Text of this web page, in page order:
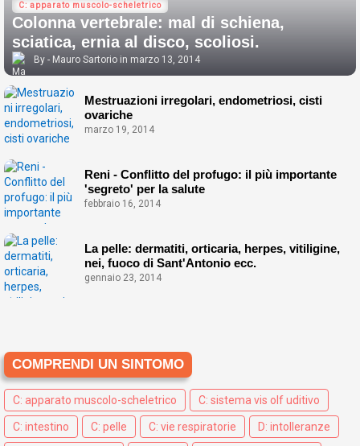
C: apparato muscolo-scheletrico
Colonna vertebrale: mal di schiena,
sciatica, ernia al disco, scoliosi.
Mauro Sartorio marzo 13, 2014
Mestruazioni irregolari, endometriosi, cisti
ovariche
marzo 19, 2014
Reni - Conflitto del profugo: il più importante
'segreto' per la salute
febbraio 16, 2014
La pelle: dermatiti, orticaria, herpes, vitiligine,
nei, fuoco di Sant'Antonio ecc.
gennaio 23, 2014
COMPRENDI UN SINTOMO
C: apparato muscolo-scheletrico C: sistema vis olf uditivo
C: intestino C: pelle C: vie respiratorie D: intolleranze